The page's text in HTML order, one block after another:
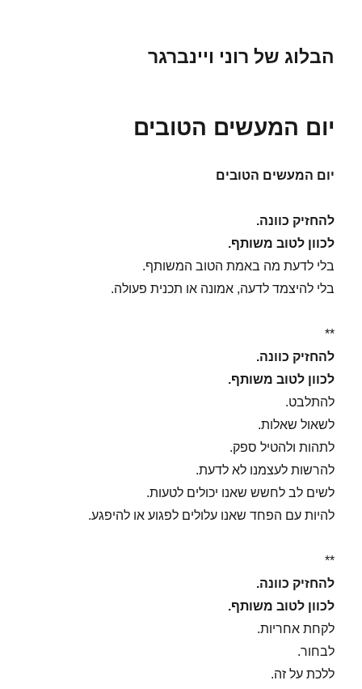
הבלוג של רוני ויינברגר
יום המעשים הטובים
יום המעשים הטובים
להחזיק כוונה.
לכוון לטוב משותף.
בלי לדעת מה באמת הטוב המשותף.
בלי להיצמד לדעה, אמונה או תכנית פעולה.
**
להחזיק כוונה.
לכוון לטוב משותף.
להתלבט.
לשאול שאלות.
לתהות ולהטיל ספק.
להרשות לעצמנו לא לדעת.
לשים לב לחשש שאנו יכולים לטעות.
להיות עם הפחד שאנו עלולים לפגוע או להיפגע.
**
להחזיק כוונה.
לכוון לטוב משותף.
לקחת אחריות.
לבחור.
ללכת על זה.